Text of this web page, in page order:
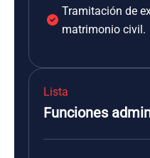
Tramitación de
matrimonio civil.
Lista
Funciones